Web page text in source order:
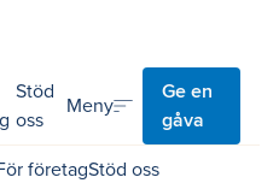
Stöd
oss
Menysort
Ge en
gåva
företagStöd oss